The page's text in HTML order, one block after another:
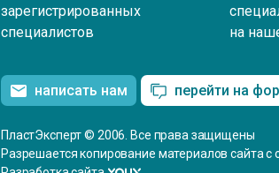
зарегистрированных
специалистов
на
написать нам перейти на
ПластЭксперт © 2006. Все права защищены
Разрешается копирование материалов сайта